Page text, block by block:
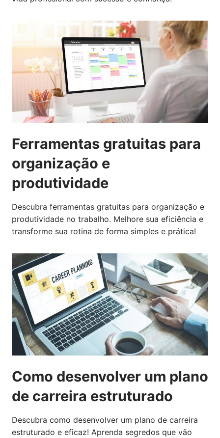
Ferramentas gratuitas para
organização e
produtividade
Descubra ferramentas gratuitas para organização e
produtividade no trabalho. Melhore sua eficiência e
transforme sua rotina de forma simples e prática!
Como desenvolver um plano
de carreira estruturado
Descubra como desenvolver um plano de carreira
estruturado e eficaz! Aprenda segredos que vão